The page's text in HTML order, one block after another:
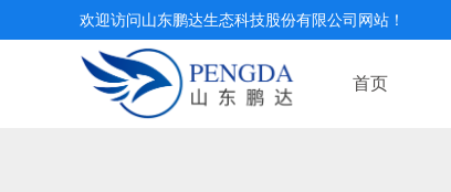
欢迎访问山东鹏达生态科技股份有限公司网站！
首页